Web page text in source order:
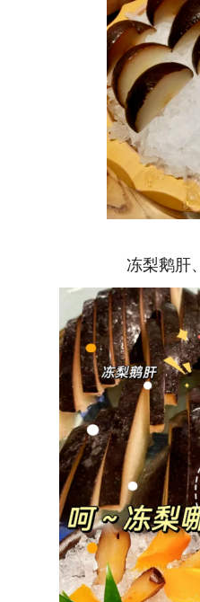
冻梨鹅肝